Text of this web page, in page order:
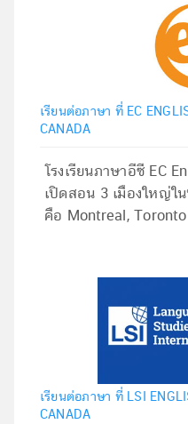
เรียนต่อภาษา ที่ EC
CANADA
โรงเรียนภาษาอีซี EC
เปิดสอน 3 เมืองใหญ่ใ
คือ Montreal,
เรียนต่อภาษา ที่ LSI
CANADA